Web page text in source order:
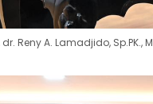
Reny A. Lamadjido, Sp.PK.,